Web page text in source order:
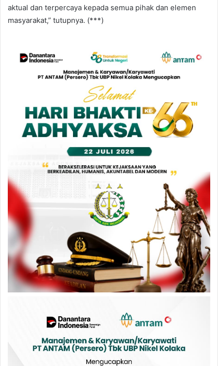
aktual dan terpercaya kepada semua pihak dan elemen
masyarakat,” tutupnya. (***)